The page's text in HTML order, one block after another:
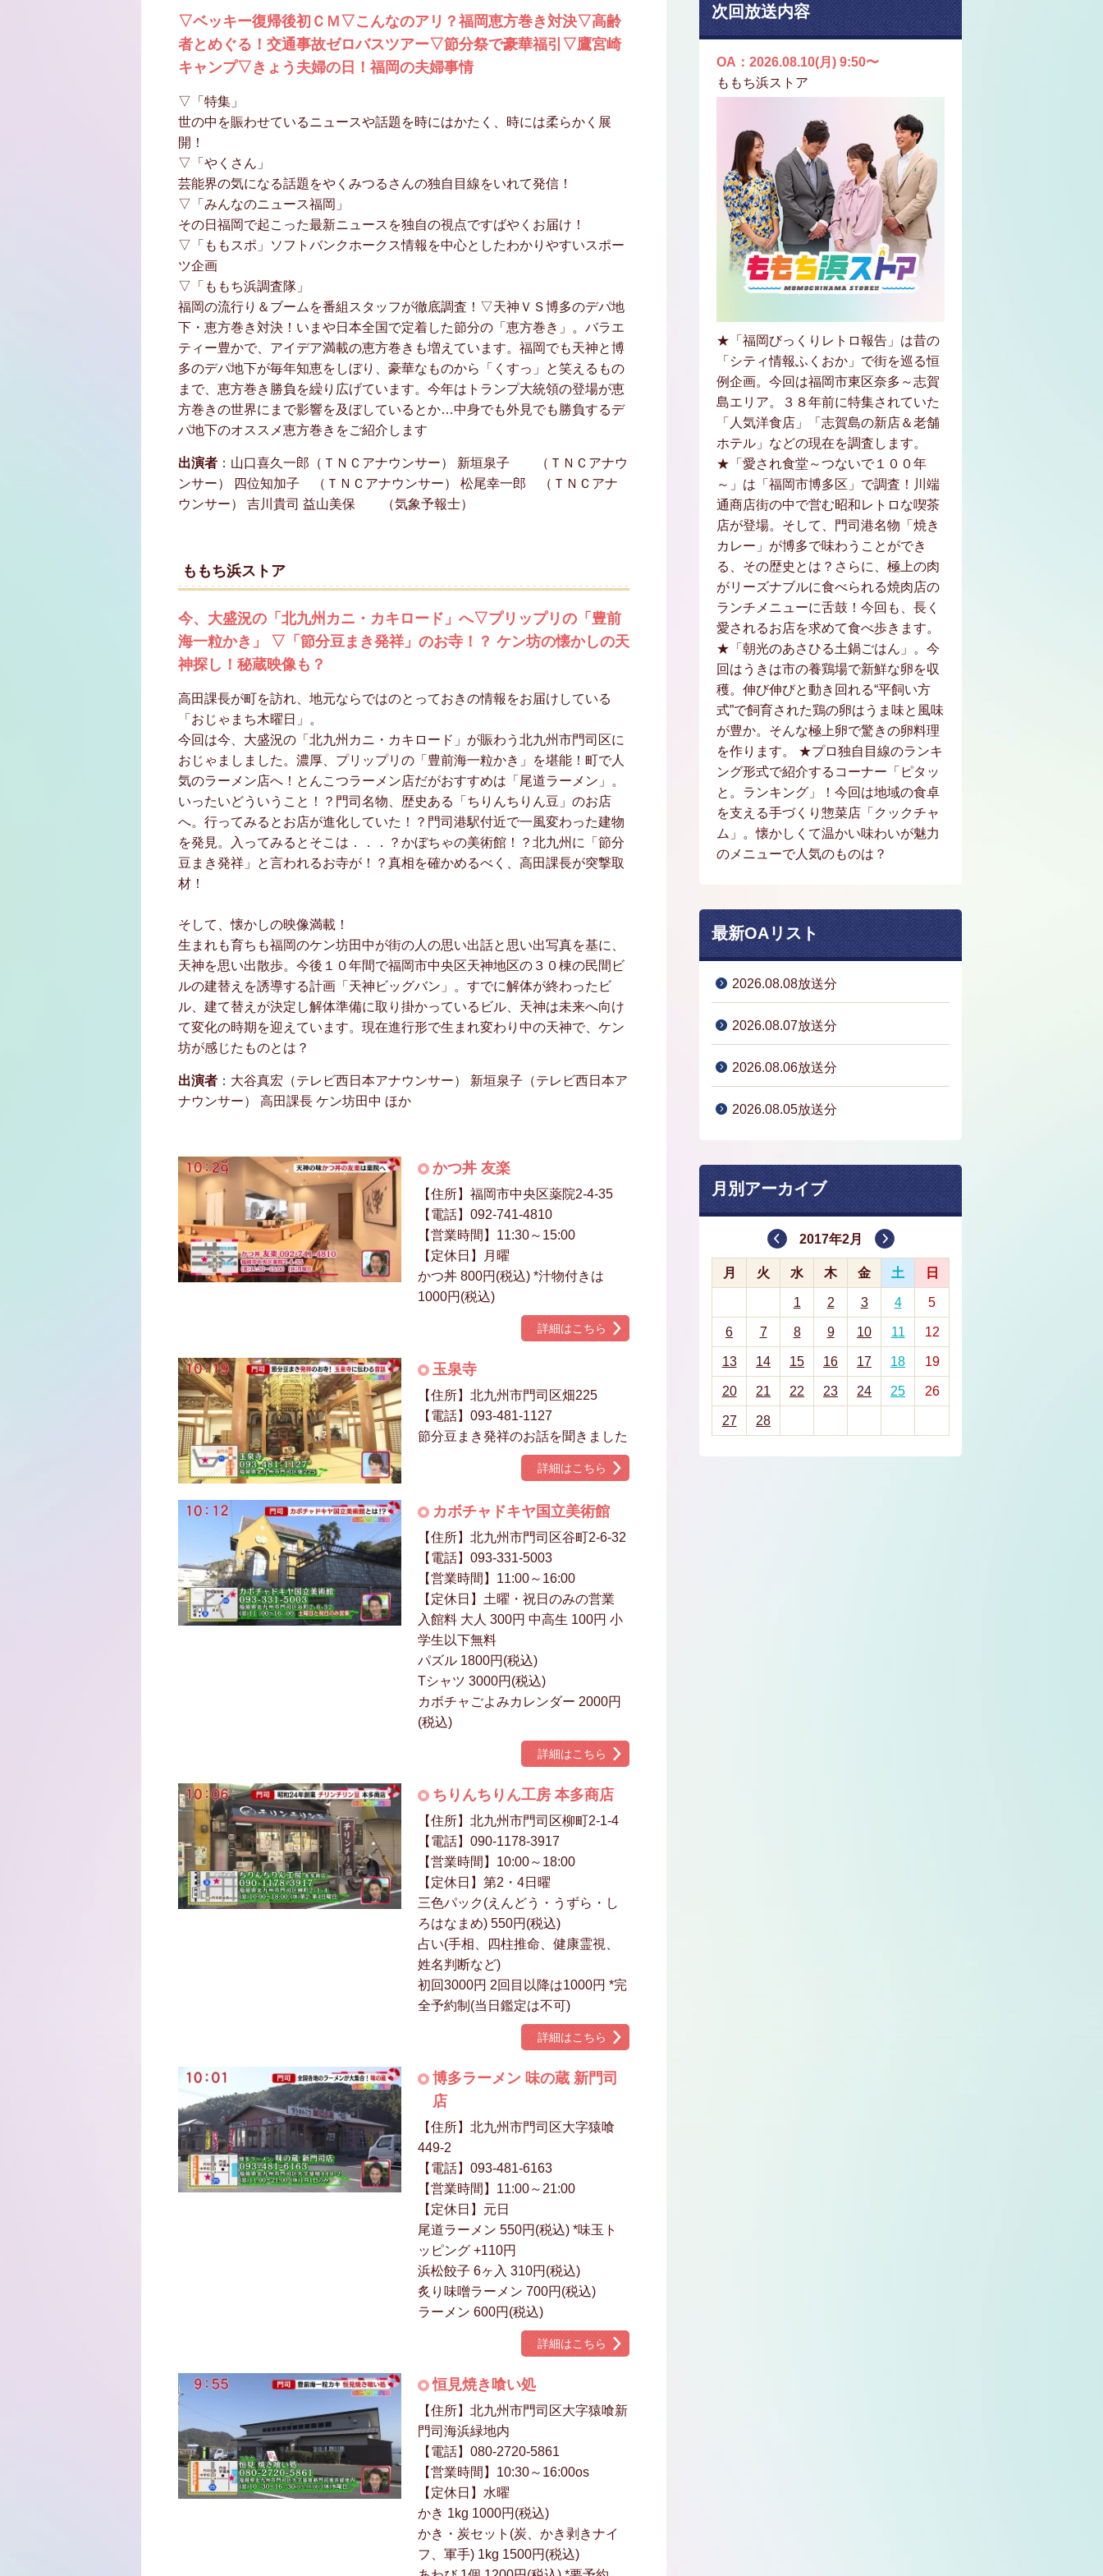
▽ベッキー復帰後初ＣＭ▽こんなのアリ？福岡恵方巻き対決▽高齢
者とめぐる！交通事故ゼロバスツアー▽節分祭で豪華福引▽鷹宮崎
キャンプ▽きょう夫婦の日！福岡の夫婦事情
▽「特集」
世の中を賑わせているニュースや話題を時にはかたく、時には柔らかく展
開！
▽「やくさん」
芸能界の気になる話題をやくみつるさんの独自目線をいれて発信！
▽「みんなのニュース福岡」
その日福岡で起こった最新ニュースを独自の視点ですばやくお届け！
▽「ももスポ」ソフトバンクホークス情報を中心としたわかりやすいスポー
ツ企画
▽「ももち浜調査隊」
福岡の流行り＆ブームを番組スタッフが徹底調査！▽天神ＶＳ博多のデパ地
下・恵方巻き対決！いまや日本全国で定着した節分の「恵方巻き」。バラエ
ティー豊かで、アイデア満載の恵方巻きも増えています。福岡でも天神と博
多のデパ地下が毎年知恵をしぼり、豪華なものから「くすっ」と笑えるもの
まで、恵方巻き勝負を繰り広げています。今年はトランプ大統領の登場が恵
方巻きの世界にまで影響を及ぼしているとか…中身でも外見でも勝負するデ
パ地下のオススメ恵方巻きをご紹介します
出演者 ：山口喜久一郎（ＴＮＣアナウンサー） 新垣泉子 （ＴＮＣアナウ
ンサー） 四位知加子 （ＴＮＣアナウンサー） 松尾幸一郎 （ＴＮＣアナ
ウンサー） 吉川貴司 益山美保 （気象予報士）
ももち浜ストア
今、大盛況の「北九州カニ・カキロード」へ▽プリップリの「豊前
海一粒かき」 ▽「節分豆まき発祥」のお寺！？ ケン坊の懐かしの天
神探し！秘蔵映像も？
高田課長が町を訪れ、地元ならではのとっておきの情報をお届けしている
「おじゃまち木曜日」。
今回は今、大盛況の「北九州カニ・カキロード」が賑わう北九州市門司区に
おじゃましました。濃厚、プリップリの「豊前海一粒かき」を堪能！町で人
気のラーメン店へ！とんこつラーメン店だがおすすめは「尾道ラーメン」。
いったいどういうこと！？門司名物、歴史ある「ちりんちりん豆」のお店
へ。行ってみるとお店が進化していた！？門司港駅付近で一風変わった建物
を発見。入ってみるとそこは．．．？かぼちゃの美術館！？北九州に「節分
豆まき発祥」と言われるお寺が！？真相を確かめるべく、高田課長が突撃取
材！
そして、懐かしの映像満載！
生まれも育ちも福岡のケン坊田中が街の人の思い出話と思い出写真を基に、
天神を思い出散歩。今後１０年間で福岡市中央区天神地区の３０棟の民間ビ
ルの建替えを誘導する計画「天神ビッグバン」。すでに解体が終わったビ
ル、建て替えが決定し解体準備に取り掛かっているビル、天神は未来へ向け
て変化の時期を迎えています。現在進行形で生まれ変わり中の天神で、ケン
坊が感じたものとは？
出演者 ：大谷真宏（テレビ西日本アナウンサー） 新垣泉子（テレビ西日本ア
ナウンサー） 高田課長 ケン坊田中 ほか
かつ丼 友楽
【住所】福岡市中央区薬院2-4-35
【電話】092-741-4810
【営業時間】11:30～15:00
【定休日】月曜
かつ丼 800円(税込) *汁物付きは
1000円(税込)
詳細はこちら
玉泉寺
【住所】北九州市門司区畑225
【電話】093-481-1127
節分豆まき発祥のお話を聞きました
詳細はこちら
カボチャドキヤ国立美術館
【住所】北九州市門司区谷町2-6-32
【電話】093-331-5003
【営業時間】11:00～16:00
【定休日】土曜・祝日のみの営業
入館料 大人 300円 中高生 100円 小
学生以下無料
パズル 1800円(税込)
Tシャツ 3000円(税込)
カボチャごよみカレンダー 2000円
(税込)
詳細はこちら
ちりんちりん工房 本多商店
【住所】北九州市門司区柳町2-1-4
【電話】090-1178-3917
【営業時間】10:00～18:00
【定休日】第2・4日曜
三色パック(えんどう・うずら・し
ろはなまめ) 550円(税込)
占い(手相、四柱推命、健康霊視、
姓名判断など)
初回3000円 2回目以降は1000円 *完
全予約制(当日鑑定は不可)
詳細はこちら
博多ラーメン 味の蔵 新門司
店
【住所】北九州市門司区大字猿喰
449-2
【電話】093-481-6163
【営業時間】11:00～21:00
【定休日】元日
尾道ラーメン 550円(税込) *味玉ト
ッピング +110円
浜松餃子 6ヶ入 310円(税込)
炙り味噌ラーメン 700円(税込)
ラーメン 600円(税込)
詳細はこちら
恒見焼き喰い処
【住所】北九州市門司区大字猿喰新
門司海浜緑地内
【電話】080-2720-5861
【営業時間】10:30～16:00os
【定休日】水曜
かき 1kg 1000円(税込)
かき・炭セット(炭、かき剥きナイ
フ、軍手) 1kg 1500円(税込)
次回放送内容
OA：2026.08.10(月) 9:50〜
ももち浜ストア
★「福岡びっくりレトロ報告」は昔の
「シティ情報ふくおか」で街を巡る恒
例企画。今回は福岡市東区奈多～志賀
島エリア。３８年前に特集されていた
「人気洋食店」「志賀島の新店＆老舗
ホテル」などの現在を調査します。
★「愛され食堂～つないで１００年
～」は「福岡市博多区」で調査！川端
通商店街の中で営む昭和レトロな喫茶
店が登場。そして、門司港名物「焼き
カレー」が博多で味わうことができ
る、その歴史とは？さらに、極上の肉
がリーズナブルに食べられる焼肉店の
ランチメニューに舌鼓！今回も、長く
愛されるお店を求めて食べ歩きます。
★「朝光のあさひる土鍋ごはん」。今
回はうきは市の養鶏場で新鮮な卵を収
穫。伸び伸びと動き回れる“平飼い方
式”で飼育された鶏の卵はうま味と風味
が豊か。そんな極上卵で驚きの卵料理
を作ります。 ★プロ独自目線のランキ
ング形式で紹介するコーナー「ピタッ
と。ランキング」！今回は地域の食卓
を支える手づくり惣菜店「クックチャ
ム」。懐かしくて温かい味わいが魅力
のメニューで人気のものは？
最新OAリスト
2026.08.08放送分
2026.08.07放送分
2026.08.06放送分
2026.08.05放送分
月別アーカイブ
2017年2月
月 火 水 木 金 土 日
1 2 3 4 5
6 7 8 9 10 11 12
13 14 15 16 17 18 19
20 21 22 23 24 25 26
27 28